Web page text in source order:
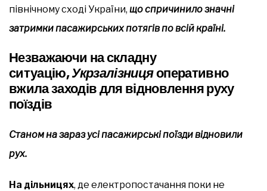
північному сході України, що спричинило значні
затримки пасажирських потягів по всій країні.
Незважаючи на складну
ситуацію,Укрзалізницяоперативно
вжила заходів для відновлення руху
поїздів
Станом на зараз усі пасажирські поїзди відновили
рух.
На дільницях, де електропостачання поки не